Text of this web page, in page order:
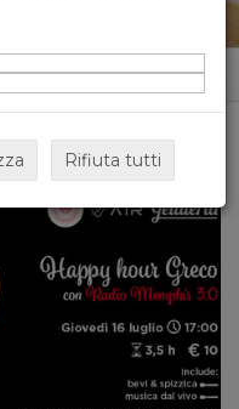
Rifiuta tutti